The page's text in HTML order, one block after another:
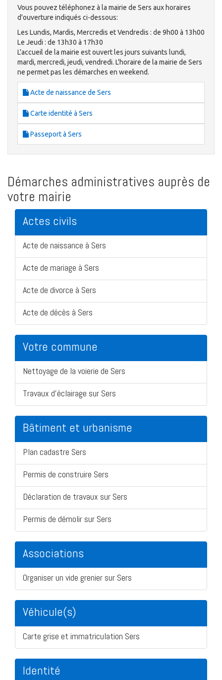
Vous pouvez téléphonez à la mairie de Sers aux horaires
d'ouverture indiqués ci-dessous:
Les Lundis, Mardis, Mercredis et Vendredis : de 9h00 à 13h00
Le Jeudi : de 13h30 à 17h30
L'accueil de la mairie est ouvert les jours suivants lundi,
mardi, mercredi, jeudi, vendredi. L'horaire de la mairie de Sers
ne permet pas les démarches en weekend.
Acte de naissance de Sers
Carte identité à Sers
Passeport à Sers
Démarches administratives auprès de
votre mairie
Actes civils
Acte de naissance à Sers
Acte de mariage à Sers
Acte de divorce à Sers
Acte de décès à Sers
Votre commune
Nettoyage de la voierie de Sers
Travaux d'éclairage sur Sers
Bâtiment et urbanisme
Plan cadastre Sers
Permis de construire Sers
Déclaration de travaux sur Sers
Permis de démolir sur Sers
Associations
Organiser un vide grenier sur Sers
Véhicule(s)
Carte grise et immatriculation Sers
Identité